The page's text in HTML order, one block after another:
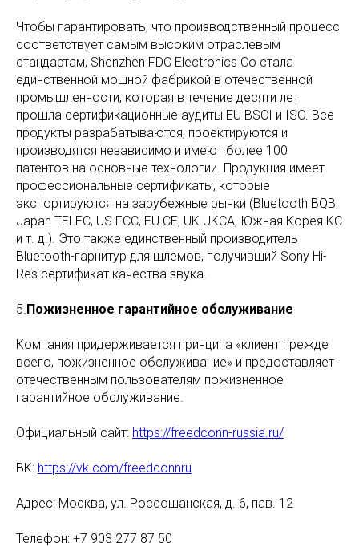
Чтобы гарантировать, что производственный процесс
соответствует самым высоким отраслевым
стандартам, Shenzhen FDC Electronics Co стала
единственной мощной фабрикой в отечественной
промышленности, которая в течение десяти лет
прошла сертификационные аудиты EU BSCI и ISO. Все
продукты разрабатываются, проектируются и
производятся независимо и имеют более 100
патентов на основные технологии. Продукция имеет
профессиональные сертификаты, которые
экспортируются на зарубежные рынки (Bluetooth BQB,
Japan TELEC, US FCC, EU CE, UK UKCA, Южная Корея KC
и т. д.). Это также единственный производитель
Bluetooth-гарнитур для шлемов, получивший Sony Hi-
Res сертификат качества звука.
5. Пожизненное гарантийное обслуживание
Компания придерживается принципа «клиент прежде
всего, пожизненное обслуживание» и предоставляет
отечественным пользователям пожизненное
гарантийное обслуживание.
Официальный сайт: https://freedconn-russia.ru/
ВК: https://vk.com/freedconnru
Адрес: Москва, ул. Россошанская, д. 6, пав. 12
Телефон: +7 903 277 87 50